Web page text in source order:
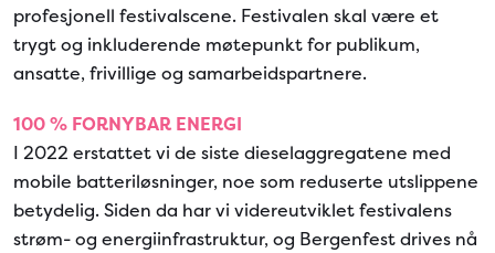
profesjonell festivalscene. Festivalen skal være et
trygt og inkluderende møtepunkt for publikum,
ansatte, frivillige og samarbeidspartnere.
100 % FORNYBAR ENERGI
I 2022 erstattet vi de siste dieselaggregatene med
mobile batteriløsninger, noe som reduserte utslippene
betydelig. Siden da har vi videreutviklet festivalens
strøm- og energiinfrastruktur, og Bergenfest drives nå